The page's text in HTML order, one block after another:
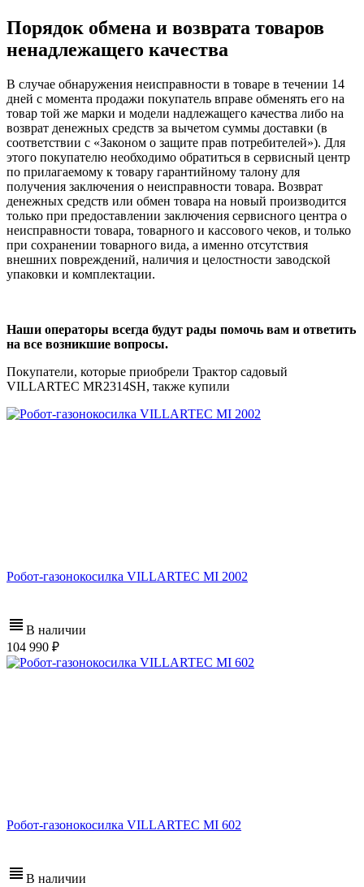
Порядок обмена и возврата товаров
ненадлежащего качества
В случае обнаружения неисправности в товаре в течении 14
дней с момента продажи покупатель вправе обменять его на
товар той же марки и модели надлежащего качества либо на
возврат денежных средств за вычетом суммы доставки (в
соответствии с «Законом о защите прав потребителей»). Для
этого покупателю необходимо обратиться в сервисный центр
по прилагаемому к товару гарантийному талону для
получения заключения о неисправности товара. Возврат
денежных средств или обмен товара на новый производится
только при предоставлении заключения сервисного центра о
неисправности товара, товарного и кассового чеков, и только
при сохранении товарного вида, а именно отсутствия
внешних повреждений, наличия и целостности заводской
упаковки и комплектации.
Наши операторы всегда будут рады помочь вам и ответить
на все возникшие вопросы.
Покупатели, которые приобрели Трактор садовый
VILLARTEC MR2314SH, также купили
Робот-газонокосилка VILLARTEC MI 2002
В наличии
104 990
Робот-газонокосилка VILLARTEC MI 602
В наличии